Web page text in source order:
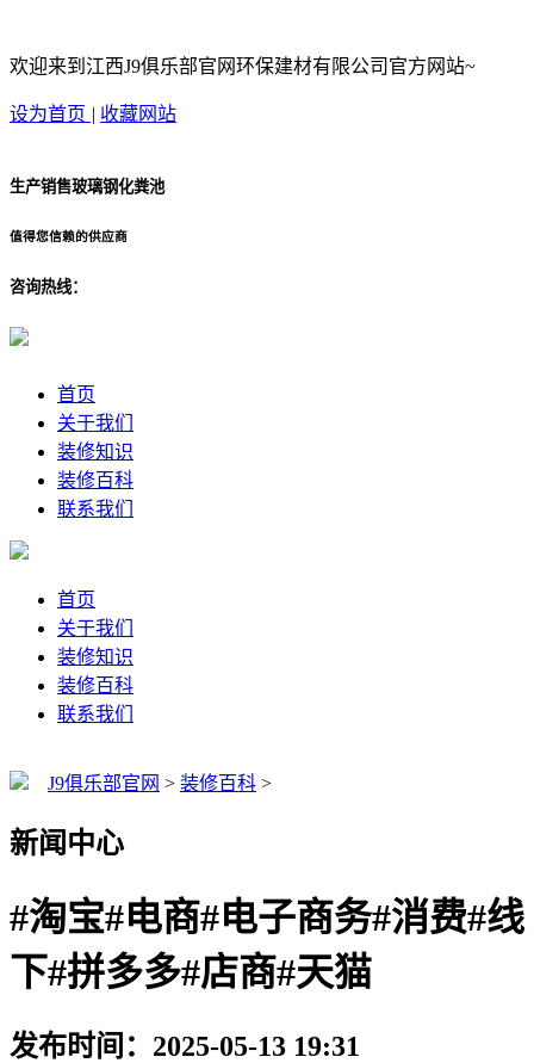
欢迎来到江西J9俱乐部官网环保建材有限公司官方网站~
设为首页 | 收藏网站
生产销售玻璃钢化粪池
值得您信赖的供应商
咨询热线：
首页
关于我们
装修知识
装修百科
联系我们
首页
关于我们
装修知识
装修百科
联系我们
J9俱乐部官网 > 装修百科 >
新闻中心
#淘宝#电商#电子商务#消费#线
下#拼多多#店商#天猫
发布时间：2025-05-13 19:31